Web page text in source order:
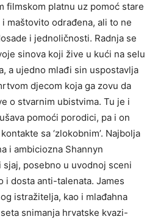
filmskom platnu uz pomoć stare
maštovito odrađena, ali to ne
i jednoličnosti. Radnja se
sinova koji žive u kući na selu
a ujedno mlađi sin uspostavlja
djecom koja ga zovu da
o stvarnim ubistvima. Tu je i
pomoći porodici, pa i on
sa ‘zlokobnim’. Najbolja
i ambiciozna Shannyn
sjaj, posebno u uvodnoj sceni
i dosta anti-talenata. James
istražitelja, kao i mlađahna
snimanja hrvatske kvazi-